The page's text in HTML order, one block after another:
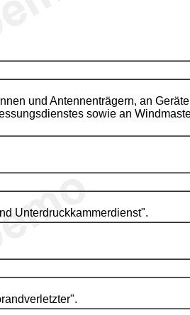
und Antennenträgern, an
sowie an
Unterdruckkammerdienst".